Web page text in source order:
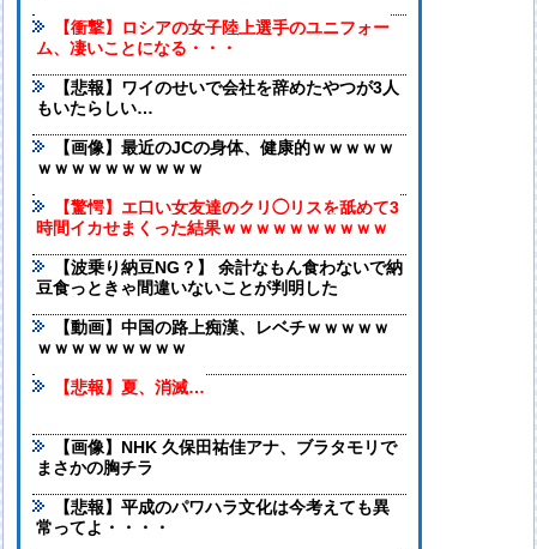
【衝撃】ロシアの女子陸上選手のユニフォー
ム、凄いことになる・・・
【悲報】ワイのせいで会社を辞めたやつが3人
もいたらしい…
【画像】最近のJCの身体、健康的ｗｗｗｗｗ
ｗｗｗｗｗｗｗｗｗｗ
【驚愕】エ口い女友達のクリ◯リスを舐めて3
時間イカせまくった結果ｗｗｗｗｗｗｗｗｗｗ
【波乗り納豆NG？】 余計なもん食わないで納
豆食っときゃ間違いないことが判明した
【動画】中国の路上痴漢、レベチｗｗｗｗｗ
ｗｗｗｗｗｗｗｗｗ
【悲報】夏、消滅…
【画像】NHK 久保田祐佳アナ、ブラタモリで
まさかの胸チラ
【悲報】平成のパワハラ文化は今考えても異
常ってよ・・・・